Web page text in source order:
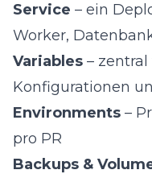
Service – ein
Worker,
Variables –
Konfigurationen
Environments –
pro PR
Backups &